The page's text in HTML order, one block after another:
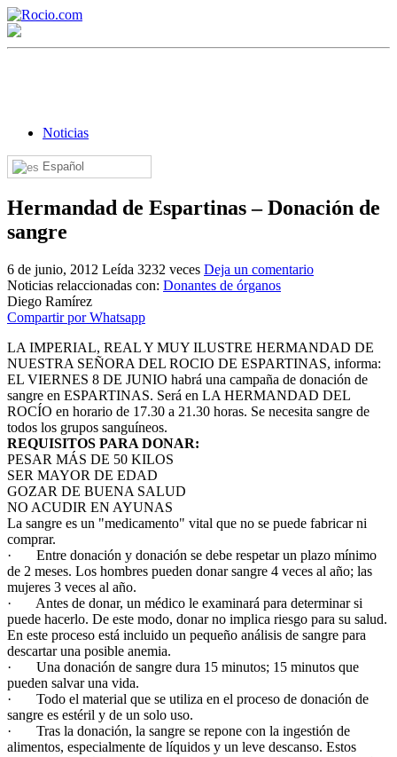
Noticias
Español
Hermandad de Espartinas – Donación de
sangre
6 de junio, 2012 Leída 3232 veces Deja un comentario
Noticias relaccionadas con: Donantes de órganos
Diego Ramírez
Compartir por Whatsapp
LA IMPERIAL, REAL Y MUY ILUSTRE HERMANDAD DE
NUESTRA SEÑORA DEL ROCIO DE ESPARTINAS, informa:
EL VIERNES 8 DE JUNIO habrá una campaña de donación de
sangre en ESPARTINAS. Será en LA HERMANDAD DEL
ROCÍO en horario de 17.30 a 21.30 horas. Se necesita sangre de
todos los grupos sanguíneos.
REQUISITOS PARA DONAR:
PESAR MÁS DE 50 KILOS
SER MAYOR DE EDAD
GOZAR DE BUENA SALUD
NO ACUDIR EN AYUNAS
La sangre es un "medicamento" vital que no se puede fabricar ni
comprar.
· Entre donación y donación se debe respetar un plazo mínimo
de 2 meses. Los hombres pueden donar sangre 4 veces al año; las
mujeres 3 veces al año.
· Antes de donar, un médico le examinará para determinar si
puede hacerlo. De este modo, donar no implica riesgo para su salud.
En este proceso está incluido un pequeño análisis de sangre para
descartar una posible anemia.
· Una donación de sangre dura 15 minutos; 15 minutos que
pueden salvar una vida.
· Todo el material que se utiliza en el proceso de donación de
sangre es estéril y de un solo uso.
· Tras la donación, la sangre se repone con la ingestión de
alimentos, especialmente de líquidos y un leve descanso. Estos
¡Bienvenido! Soy el asistente virtual de rocio.com.
¿En qué puedo ayudarte?
Historia de la Virgen del Rocío
¿Cuándo es la romería del Rocío?
¿Cuántas hermandades participan en la romería?
¿Cuándo se construyó la primera ermita?
El traslado cada siete años
¿Cuales son los actos principales que se celebran en el
Quiero hacer el camino,¿que tengo que hacer?
En el Rocío, ¿dónde me alojo?